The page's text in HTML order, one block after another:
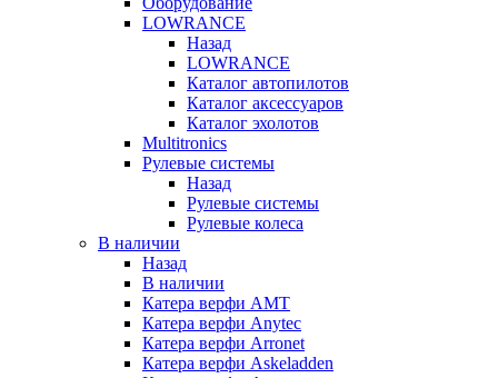
LOWRANCE
Назад
LOWRANCE
Каталог автопилотов
Каталог аксессуаров
Каталог эхолотов
Multitronics
Рулевые системы
Назад
Рулевые системы
Рулевые колеса
В наличии
Назад
В наличии
Катера верфи AMT
Катера верфи Anytec
Катера верфи Arronet
Катера верфи Askeladden